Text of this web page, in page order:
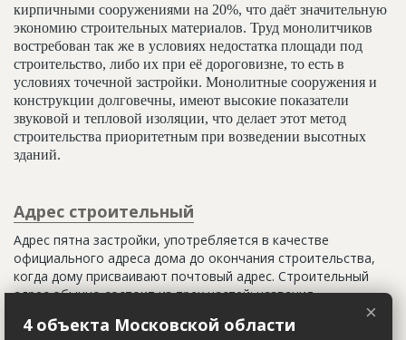
кирпичными сооружениями на 20%, что даёт значительную
экономию строительных материалов. Труд монолитчиков
востребован так же в условиях недостатка площади под
строительство, либо их при её дороговизне, то есть в
условиях точечной застройки. Монолитные сооружения и
конструкции долговечны, имеют высокие показатели
звуковой и тепловой изоляции, что делает этот метод
строительства приоритетным при возведении высотных
зданий.
Адрес строительный
Адрес пятна застройки, употребляется в качестве
официального адреса дома до окончания строительства,
когда дому присваивают почтовый адрес. Строительный
адрес обычно состоит из трех частей: названия
строительного района (возможно, улицы), номера квартала
(не обязательно) и корпуса (владения).
×
4 объекта Московской области